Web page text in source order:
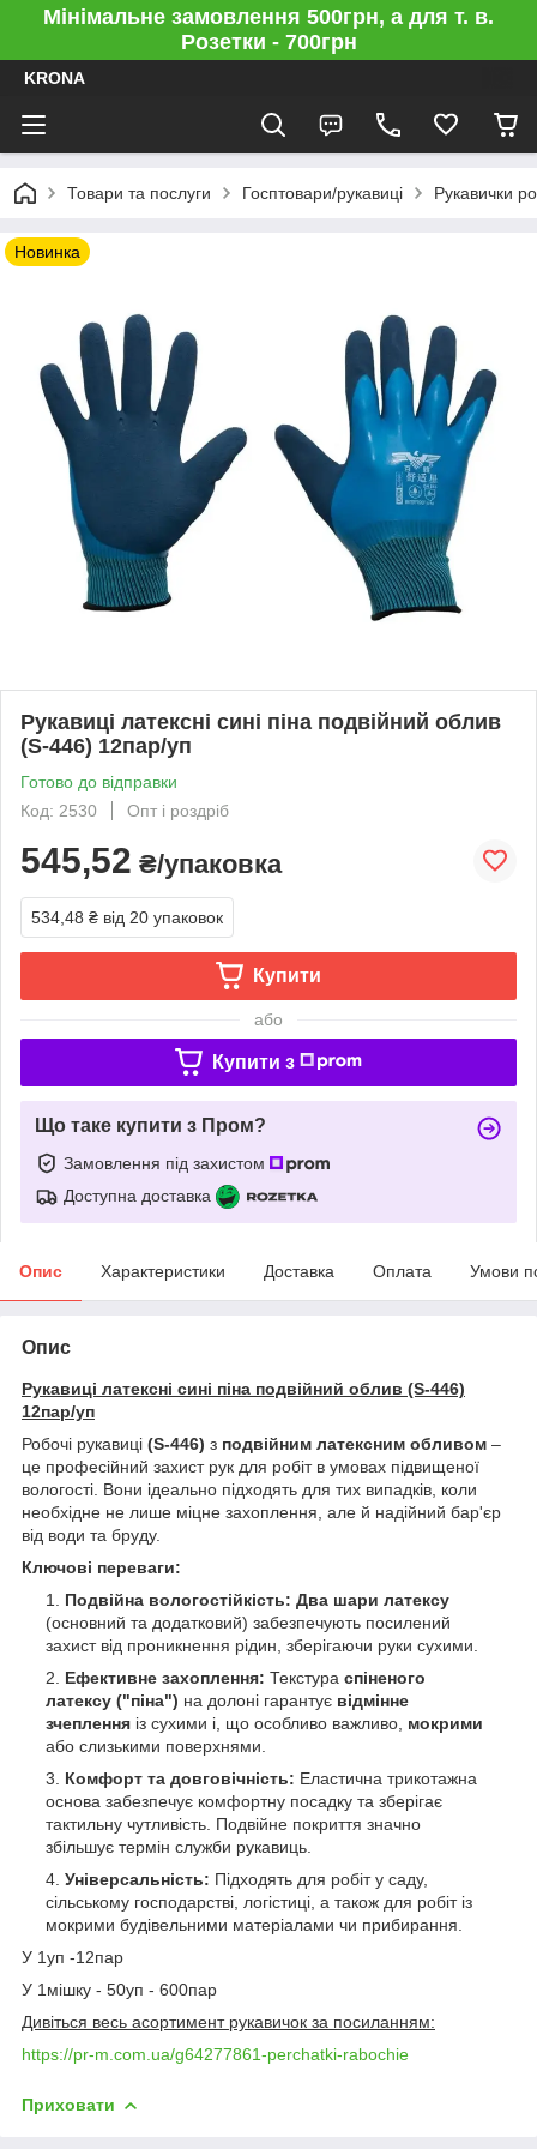
Мінімальне замовлення 500грн, а для т. в.
Розетки - 700грн
KRONA
Товари та послуги Госптовари/рукавиці Рукавички
Новинка
Рукавиці латексні сині піна подвійний облив
(S-446) 12пар/уп
Готово до відправки
Код: 2530
Опт і роздріб
545,52 ₴/упаковка
534,48 ₴ від 20 упаковок
Купити
або
Купити з
Що таке купити з Пром?
Замовлення під захистом
Доступна доставка
Опис Характеристики Доставка Оплата Умови
Опис
Рукавиці латексні сині піна подвійний облив (S-446)
12пар/уп
Робочі рукавиці (S-446) з подвійним латексним обливом –
це професійний захист рук для робіт в умовах підвищеної
вологості. Вони ідеально підходять для тих випадків, коли
необхідне не лише міцне захоплення, але й надійний бар'єр
від води та бруду.
Ключові переваги:
Подвійна вологостійкість: Два шари латексу
(основний та додатковий) забезпечують посилений
захист від проникнення рідин, зберігаючи руки сухими.
Ефективне захоплення: Текстура спіненого
латексу ("піна") на долоні гарантує відмінне
зчеплення із сухими і, що особливо важливо, мокрими
або слизькими поверхнями.
Комфорт та довговічність: Еластична трикотажна
основа забезпечує комфортну посадку та зберігає
тактильну чутливість. Подвійне покриття значно
збільшує термін служби рукавиць.
Універсальність: Підходять для робіт у саду,
сільському господарстві, логістиці, а також для робіт із
мокрими будівельними матеріалами чи прибирання.
У 1уп -12пар
У 1мішку - 50уп - 600пар
Дивіться весь асортимент рукавичок за посиланням:
https://pr-m.com.ua/g64277861-perchatki-rabochie
Приховати